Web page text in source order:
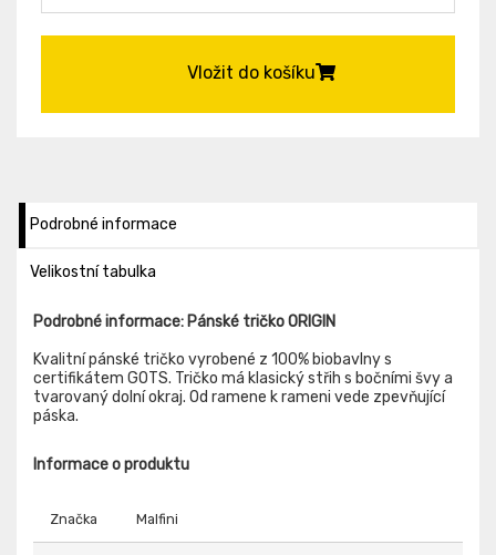
Vložit do košíku
Podrobné informace
Velikostní tabulka
Podrobné informace: Pánské tričko ORIGIN
Kvalitní pánské tričko vyrobené z 100% biobavlny s
certifikátem GOTS. Tričko má klasický střih s bočními švy a
tvarovaný dolní okraj. Od ramene k rameni vede zpevňující
páska.
Informace o produktu
Značka Malfini